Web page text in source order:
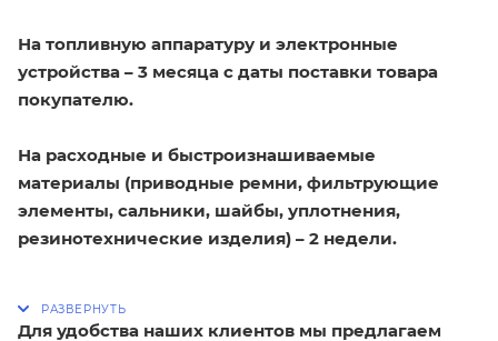
На топливную аппаратуру и электронные
устройства – 3 месяца с даты поставки товара
покупателю.
На расходные и быстроизнашиваемые
материалы (приводные ремни, фильтрующие
элементы, сальники, шайбы, уплотнения,
резинотехнические изделия) – 2 недели.
Для удобства наших клиентов мы предлагаем